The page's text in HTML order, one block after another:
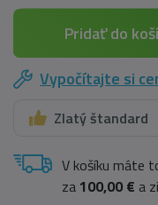
Pridať do
Vypočítajte si
Zlatý štandard
V košíku máte
za 100,00 € a